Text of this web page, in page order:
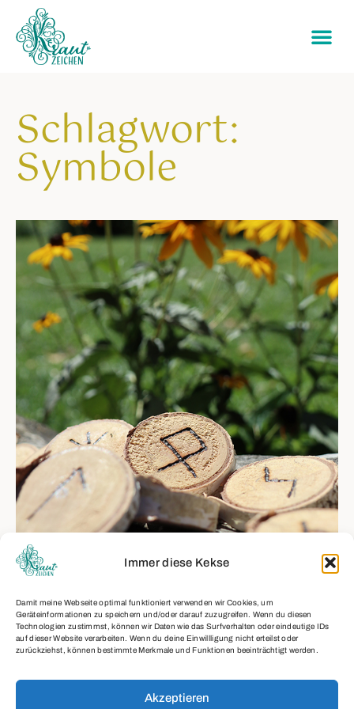
Immer diese Kekse
Damit meine Webseite optimal funktioniert verwenden wir Cookies, um
Geräteinformationen zu speichern und/oder darauf zuzugreifen. Wenn du diesen
Technologien zustimmst, können wir Daten wie das Surfverhalten oder eindeutige IDs
auf dieser Website verarbeiten. Wenn du deine Einwillligung nicht erteilst oder
zurückziehst, können bestimmte Merkmale und Funktionen beeinträchtigt werden.
Akzeptieren
Schlagwort:
Symbole
ARCHAISCHE ZEICHEN
Read More